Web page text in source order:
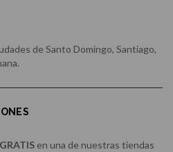
de Santo Domingo, Santiago,
GRATIS en una de nuestras tiendas